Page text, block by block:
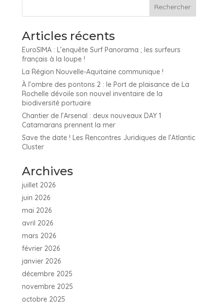
Articles récents
EuroSIMA : L’enquête Surf Panorama ; les surfeurs
français à la loupe !
La Région Nouvelle-Aquitaine communique !
À l’ombre des pontons 2 : le Port de plaisance de La
Rochelle dévoile son nouvel inventaire de la
biodiversité portuaire
Chantier de l’Arsenal : deux nouveaux DAY 1
Catamarans prennent la mer
Save the date ! Les Rencontres Juridiques de l’Atlantic
Cluster
Archives
juillet 2026
juin 2026
mai 2026
avril 2026
mars 2026
février 2026
janvier 2026
décembre 2025
novembre 2025
octobre 2025